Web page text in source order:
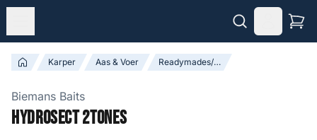
Karper Aas & Voer Readymades/Boilies
Biemans Baits
Hydrosect 2Tones